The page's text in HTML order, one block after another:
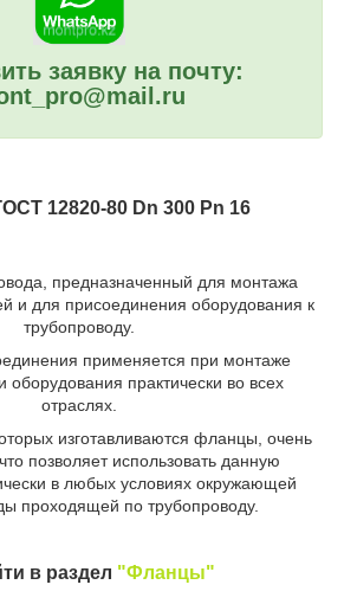
заявку на почту:
12820-80 Dn 300 Pn 16
предназначенный для монтажа
и для присоединения оборудования к
трубопроводу.
применяется при монтаже
оборудования практически во всех
отраслях.
изготавливаются фланцы, очень
позволяет использовать данную
в любых условиях окружающей
проходящей по трубопроводу.
в раздел "Фланцы"